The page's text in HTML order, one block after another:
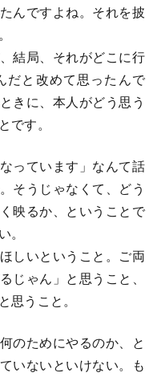
んですよね。それを披
結局、それがどこに行
だと改めて思ったんで
きに、本人がどう思う
です。
っています」なんて話
そうじゃなくて、どう
映るか、ということで
しいということ。ご両
じゃん」と思うこと、
うこと。
のためにやるのか、と
いないといけない。も